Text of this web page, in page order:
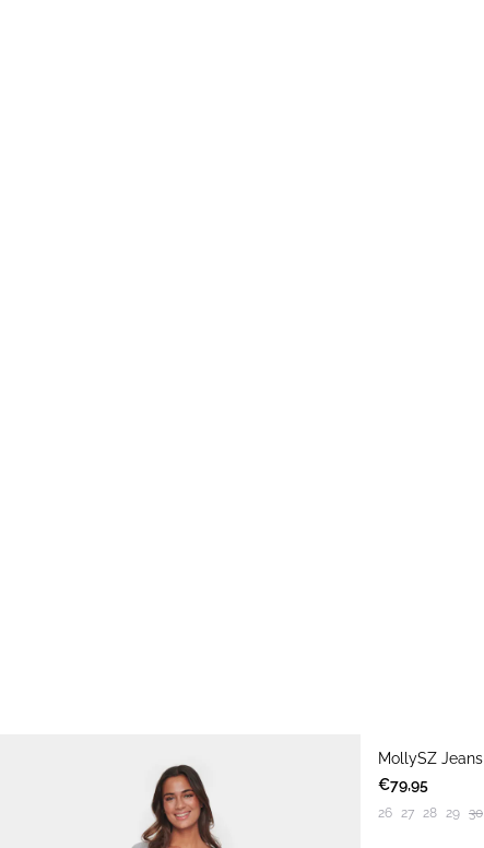
MollySZ Jeans
€79,95
26 27 28 29 30